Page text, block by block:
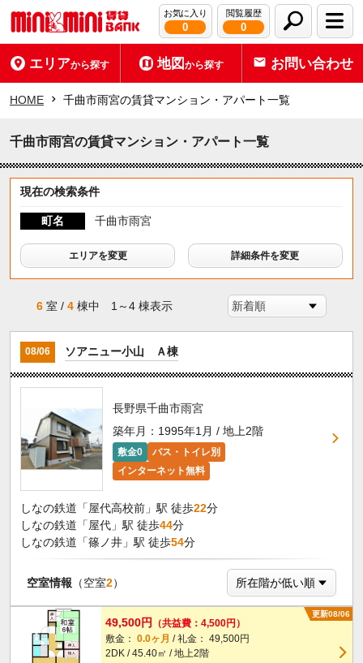
お気に入り
0
閲覧履歴
0
エリアから探す 地図から探す お問い合わせ
HOME 千曲市雨宮の賃貸マンション・アパート一覧
千曲市雨宮の賃貸マンション・アパート一覧
現在の検索条件
町名 千曲市雨宮
エリアを変更 詳細条件を変更
6 室 /4 棟中 1～4 棟表示
08/06 ソアニュー小山 Ａ棟
長野県千曲市雨宮
築年月：1995年1月 / 地上2階
敷金0
バス・トイレ別
インターネット無料
しなの鉄道「屋代高校前」駅 徒歩22分
しなの鉄道「屋代」駅 徒歩44分
しなの鉄道「篠ノ井」駅 徒歩54分
空室情報 （空室2）
更新08/06
49,500円
（共益費：4,500円）
敷金： 0.0ヶ月 / 礼金： 49,500円
2DK / 45.40㎡ / 地上2階